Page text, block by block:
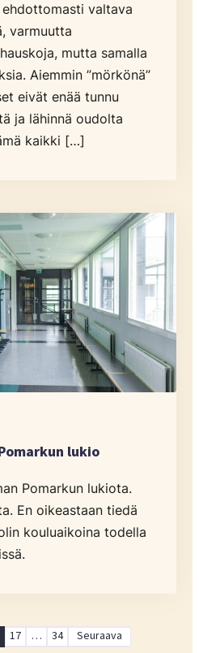
valtava
varmuutta
mutta samalla
Aiemmin ”mörkönä”
eivät enää tunnu
ja lähinnä oudolta
kaikki […]
lukio
Pomarkun lukiota.
En oikeastaan tiedä
kouluaikoina todella
17 … 34 Seuraava